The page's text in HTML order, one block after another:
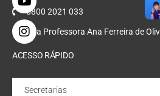
0800 2021 033
Rua Professora Ana Ferreira de
ACESSO RÁPIDO
Secretarias